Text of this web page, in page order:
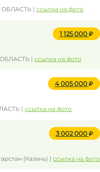
ОБЛАСТЬ | ссылка на фото
1 125 000
| ссылка на фото
4 005 000
| ссылка на фото
3 002 000
(Казань) | ссылка на фото